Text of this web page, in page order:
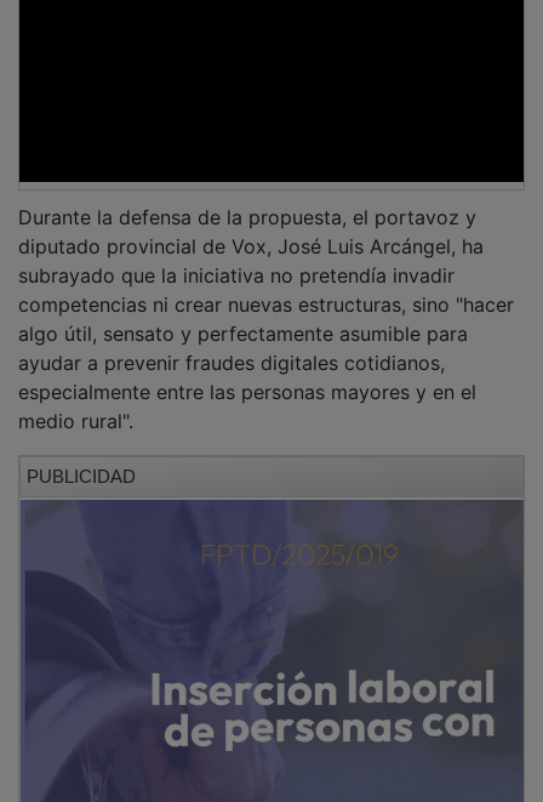
diputado provincial de Vox, José Luis Arcángel, ha
subrayado que la iniciativa no pretendía invadir
competencias ni crear nuevas estructuras, sino "hacer
algo útil, sensato y perfectamente asumible para
ayudar a prevenir fraudes digitales cotidianos,
especialmente entre las personas mayores y en el
medio rural".